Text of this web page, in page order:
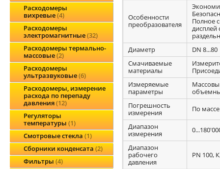
Расходомеры
вихревые 4
Расходомеры
электромагнитные 32
Расходомеры термально-
массовые 2
Расходомеры
ультразвуковые 6
Расходомеры, измерение
расхода по перепаду
давления 12
Регуляторы
температуры 1
Смотровые стекла 1
Сборники конденсата 2
Фильтры 4
Особенности
преобразователя
Полное
дисплей
Диаметр
DN 8...80
Смачиваемые
материалы
Измеряемые
параметры
Погрешность
измерения
По
Диапазон
измерения
Диапазон
рабочего
давления
PN 100,